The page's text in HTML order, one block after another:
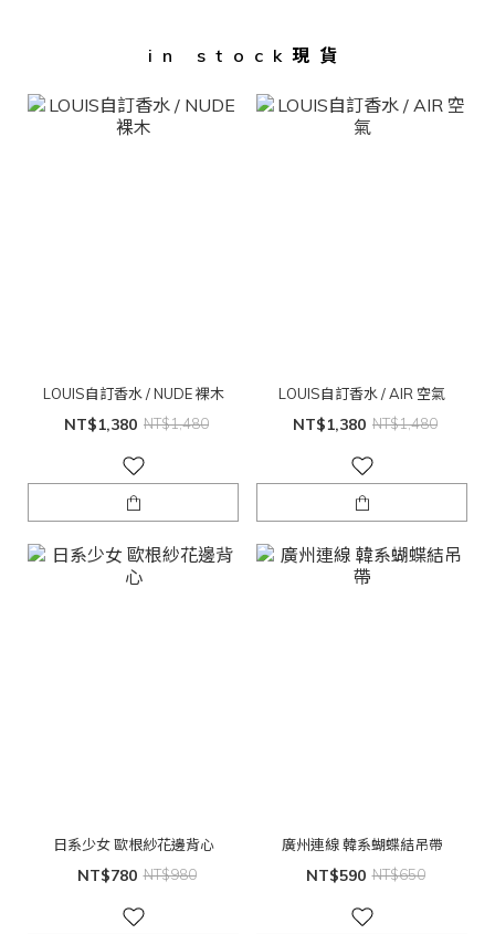
in stock現貨
LOUIS自訂香水 / NUDE 裸木
NT$1,380 NT$1,480
LOUIS自訂香水 / AIR 空氣
NT$1,380 NT$1,480
日系少女 歐根紗花邊背心
NT$780 NT$980
廣州連線 韓系蝴蝶結吊帶
NT$590 NT$650